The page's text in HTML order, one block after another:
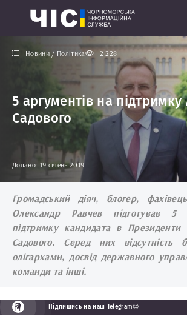
Новини / Політика 2 228
5 аргументів на підтримку
Садового
Додано: 19 січень 2019
Громадський діяч, блогер,
Олександр Равчев підготував 5
підтримку кандидата в Президенти
Садового. Серед них відсутність
олігархами, досвід державного
команди та інші.
Підпишись на наш Telegram😉